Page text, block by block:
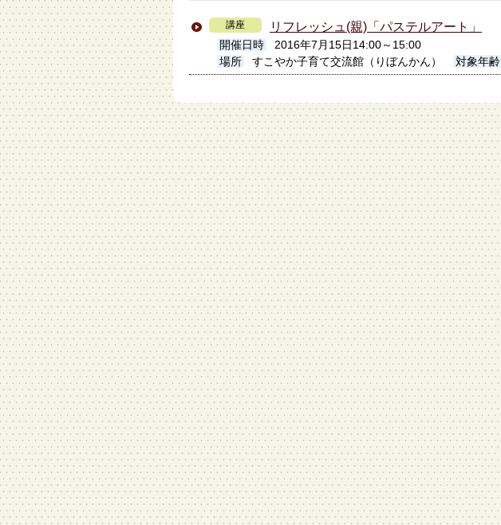
講座 リフレッシュ(親)「パステルアート」
開催日時
2016年7月15日14:00～15:00
場所
すこやか子育て交流館（りぼんかん） 対象年齢